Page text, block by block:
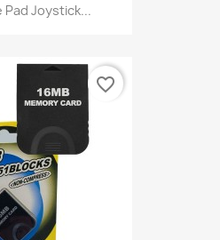
Pad Joystick...
favorite_border